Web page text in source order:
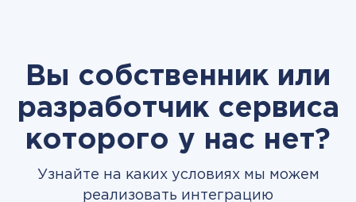
Вы собственник или
разработчик сервиса
которого у нас нет?
Узнайте на каких условиях мы можем
реализовать интеграцию